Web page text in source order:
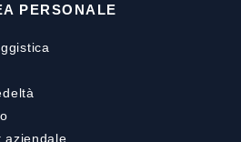
PERSONALE
aziendale